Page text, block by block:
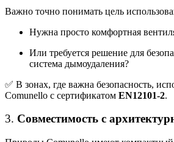
Важно точно понимать цель
Нужна просто комфортная
Или требуется решение для
система дымоудаления?
✅ В зонах, где важна безопасность,
Comunello с сертификатом EN12101-2.
3. Совместимость с